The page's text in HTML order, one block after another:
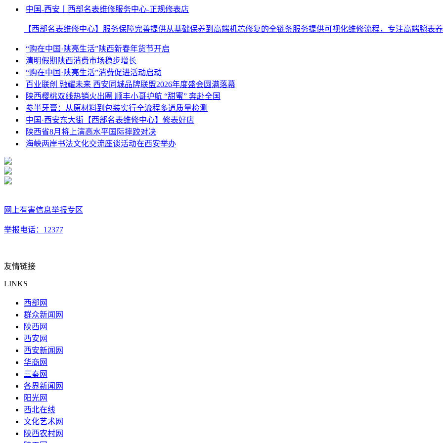
中国-西安丨西部名表维修服务中心-正规修表店
【西部名表维修中心】服务保障完善提供从基础保养到高端机芯修复的全链条服务提供可视化维修流程，专注高端腕表
“购在中国·陕亮生活”陕西新春年货节开启
清明假期陕西消费市场稳步增长
“购在中国·陕亮生活”消费促进活动启动
百业联创 融耀未来 西安同城品牌联盟2026年度盛会圆满落幕
陕西樱桃双线热销火出圈 顺丰小哥护航 “甜蜜” 奔赴全国
参半牙膏：从原材料到包装实行全流程多道质量检测
中国·西安东大街【西部名表维修中心】修表好店
陕西省8月将上演高水平国际摔跤对决
海峡两岸书法文化交流座谈活动在西安举办
网上有害信息举报专区
举报电话：12377
友情链接
LINKS
西部网
群众新闻网
陕西网
西安网
西安新闻网
华商网
三秦网
各界新闻网
阳光网
西北在线
文化艺术网
陕西农村网